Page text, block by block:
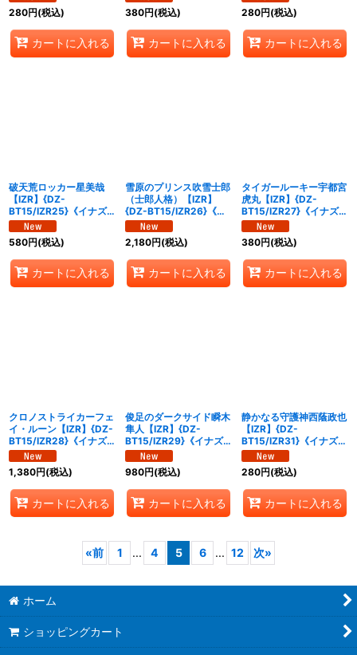
280円(税込)
カートに入れる
380円(税込)
カートに入れる
280円(税込)
カートに入れる
破天荒ロッカー星美哉
【IZR】{DZ-
BT15/IZR25}《イナズ
マイレブン》
580円(税込)
カートに入れる
雪原のプリンス吹雪士郎
（士郎人格）【IZR】
{DZ-BT15/IZR26}《イ
ナズマイレブン》
2,180円(税込)
カートに入れる
タイガールーキー宇都宮
虎丸【IZR】{DZ-
BT15/IZR27}《イナズマ
イレブン》
380円(税込)
カートに入れる
クロノストライカーフェ
イ・ルーン【IZR】{DZ-
BT15/IZR28}《イナズ
マイレブン》
1,380円(税込)
カートに入れる
俊足のダークサイド瞬木
隼人【IZR】{DZ-
BT15/IZR29}《イナズ
マイレブン》
980円(税込)
カートに入れる
静かなる守護神西蔭政也
【IZR】{DZ-
BT15/IZR31}《イナズマ
イレブン》
280円(税込)
カートに入れる
«前 1 ... 4 5 6 ... 12 次»
ホーム
ショッピングカート